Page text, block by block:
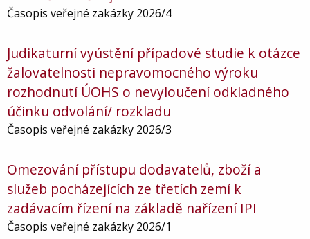
Časopis veřejné zakázky 2026/4
Judikaturní vyústění případové studie k otázce
žalovatelnosti nepravomocného výroku
rozhodnutí ÚOHS o nevyloučení odkladného
účinku odvolání/ rozkladu
Časopis veřejné zakázky 2026/3
Omezování přístupu dodavatelů, zboží a
služeb pocházejících ze třetích zemí k
zadávacím řízení na základě nařízení IPI
Časopis veřejné zakázky 2026/1